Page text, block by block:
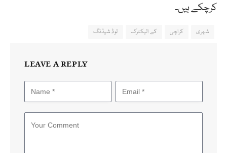
کرچکے ہیں۔
شہری کراچی کے الیکٹرک لوڈ شیڈنگ
LEAVE A REPLY